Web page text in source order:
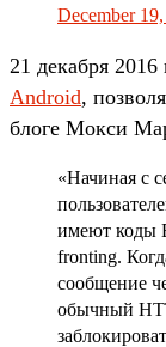
December
21 декабря
Android,
блоге Мокси
«Начиная с
имеют коды
fronting.
сообщение
обычный